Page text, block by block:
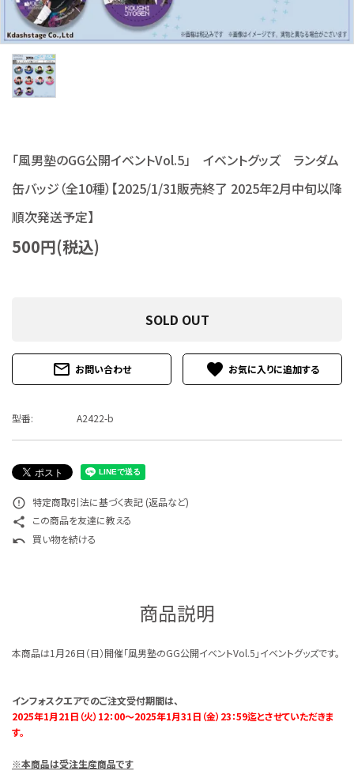
グラビア
アイドル・タレント
ご利用ガイド
プライバシーポリシー
「風男塾のGG公開イベントVol.5」 イベントグッズ ランダム
缶バッジ（全10種）【2025/1/31販売終了 2025年2月中旬以降
順次発送予定】
500円(税込)
SOLD OUT
mail_outline お問い合わせ favorite
型番: A2422-b
error_outline 特定商取引法に基づく表記 (返品など)
share この商品を友達に教える
undo 買い物を続ける
商品説明
本商品は1月26日（日）開催「風男塾のGG公開イベントVol.5」イベントグッズです。
インフォスクエアでのご注文受付期間は、
2025年1月21日（火）12：00～2025年1月31日（金）23：59迄とさせていただきま
す。
※本商品は受注生産商品です